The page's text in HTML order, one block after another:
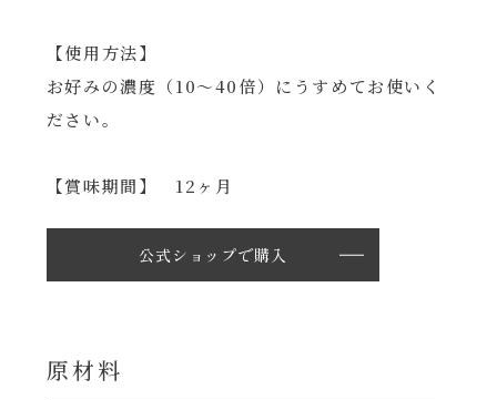
【使用方法】
お好みの濃度（10～40倍）にうすめてお使いく
ださい。
【賞味期間】 12ヶ月
公式ショップで購入
原材料